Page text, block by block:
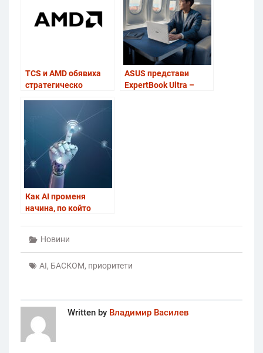
TCS и AMD обявиха
стратегическо
разпространение на
AI решения
ASUS представи
ExpertBook Ultra –
Как AI променя
начина, по който
Новини
AI, БАСКОМ, приоритети
Written by Владимир Василев